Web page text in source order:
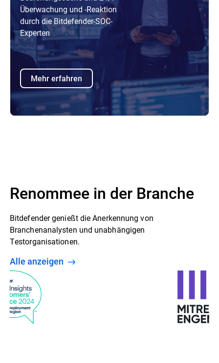
Überwachung und -Reaktion
durch die Bitdefender-SOC-
Experten
Mehr erfahren
Renommee in der Branche
Bitdefender genießt die Anerkennung von
Branchenanalysten und unabhängigen
Testorganisationen.
Alle anzeigen